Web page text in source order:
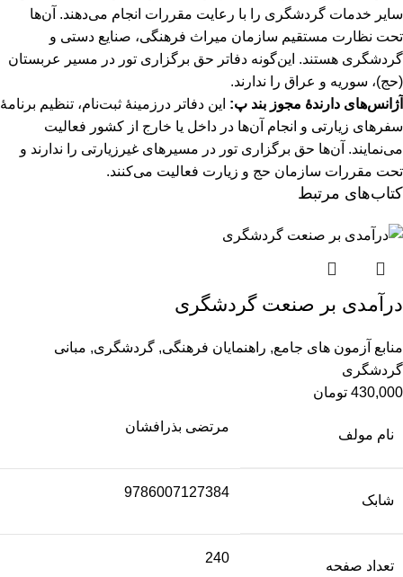
سایر خدمات گردشگری را با رعایت مقررات انجام می‌دهند. آن‌ها
تحت نظارت مستقیم سازمان میراث فرهنگی، صنایع دستی و
گردشگری هستند. این‌گونه دفاتر حق برگزاری تور در مسیر عربستان
(حج)، سوریه و عراق را ندارند.
آژانس‌های دارندۀ مجوز بند پ: این دفاتر درزمینۀ ثبت‌نام، تنظیم برنامۀ
سفرهای زیارتی و انجام آن‌ها در داخل یا خارج از کشور فعالیت
می‌نمایند. آن‌ها حق برگزاری تور در مسیرهای غیرزیارتی را ندارند و
تحت مقررات سازمان حج و زیارت فعالیت می‌کنند.
کتاب‌های مرتبط
درآمدی بر صنعت گردشگری
منابع آزمون های جامع, راهنمایان فرهنگی, گردشگری, مبانی
گردشگری
430,000 تومان
نام مولف
مرتضی بذرافشان
شابک
9786007127384
تعداد صفحه
240